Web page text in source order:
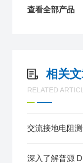
查看全部产品
相关
RELATED
交流接地电阻